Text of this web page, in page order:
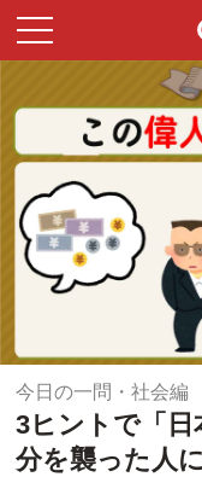
今日の一問・社会編
3ヒントで「日
分を襲った人